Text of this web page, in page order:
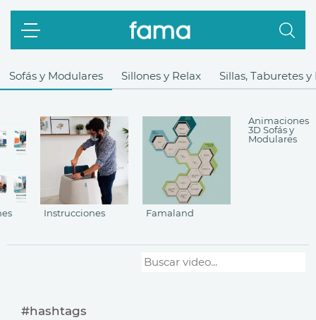
Sofás y Modulares
Instrucciones Famaland
Animaciones
3D Sofás y
Modulares
Sillones y Relax Sillas, Taburetes y
#hashtags